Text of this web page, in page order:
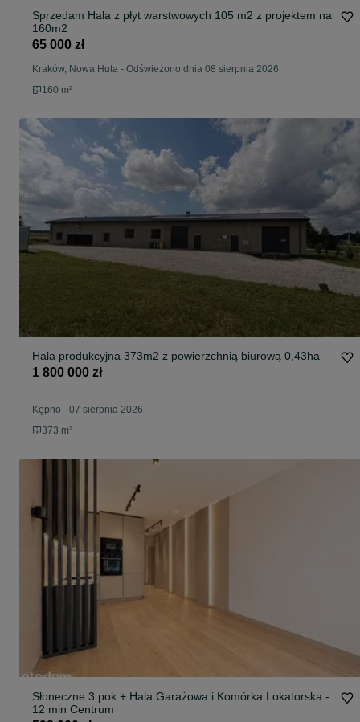
Sprzedam Hala z płyt warstwowych 105 m2 z projektem na
160m2
65 000 zł
Kraków, Nowa Huta - Odświeżono dnia 08 sierpnia 2026
160 m²
Hala produkcyjna 373m2 z powierzchnią biurową 0,43ha
1 800 000 zł
Kępno - 07 sierpnia 2026
373 m²
Słoneczne 3 pok + Hala Garażowa i Komórka Lokatorska -
12 min Centrum